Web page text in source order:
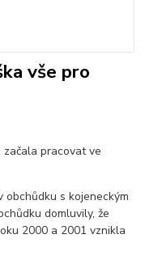
vše pro
pracovat ve
s kojeneckým
domluvily, že
2000 a 2001 vznikla